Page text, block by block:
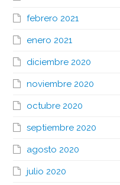
febrero 2021
enero 2021
diciembre 2020
noviembre 2020
octubre 2020
septiembre 2020
agosto 2020
julio 2020